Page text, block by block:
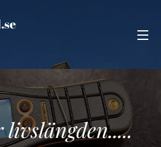
livslängden.....